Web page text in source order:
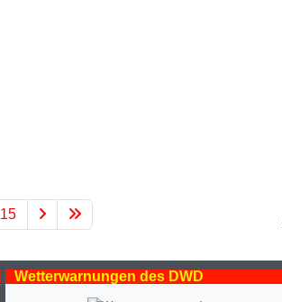
15
Wetterwarnungen des DWD